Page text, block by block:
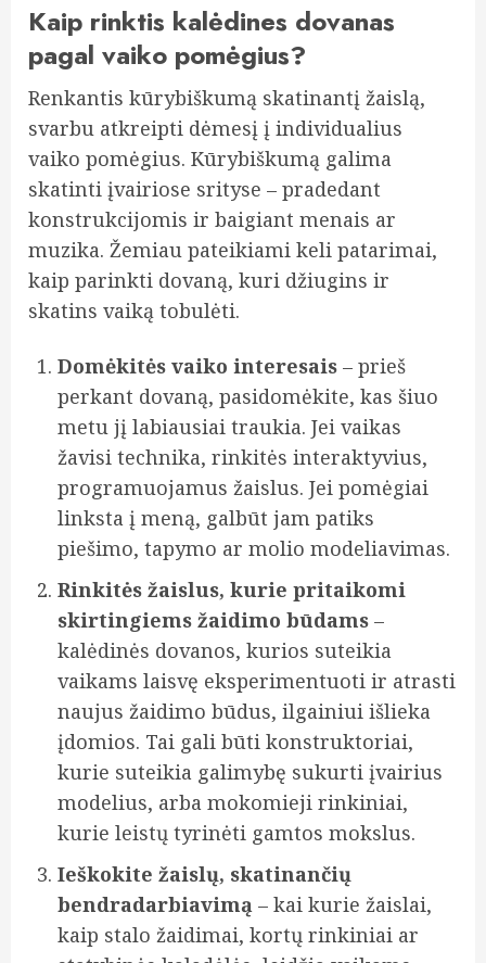
Kaip rinktis kalėdines dovanas
pagal vaiko pomėgius?
Renkantis kūrybiškumą skatinantį žaislą,
svarbu atkreipti dėmesį į individualius
vaiko pomėgius. Kūrybiškumą galima
skatinti įvairiose srityse – pradedant
konstrukcijomis ir baigiant menais ar
muzika. Žemiau pateikiami keli patarimai,
kaip parinkti dovaną, kuri džiugins ir
skatins vaiką tobulėti.
Domėkitės vaiko interesais – prieš
perkant dovaną, pasidomėkite, kas šiuo
metu jį labiausiai traukia. Jei vaikas
žavisi technika, rinkitės interaktyvius,
programuojamus žaislus. Jei pomėgiai
linksta į meną, galbūt jam patiks
piešimo, tapymo ar molio modeliavimas.
Rinkitės žaislus, kurie pritaikomi
skirtingiems žaidimo būdams –
kalėdinės dovanos, kurios suteikia
vaikams laisvę eksperimentuoti ir atrasti
naujus žaidimo būdus, ilgainiui išlieka
įdomios. Tai gali būti konstruktoriai,
kurie suteikia galimybę sukurti įvairius
modelius, arba mokomieji rinkiniai,
kurie leistų tyrinėti gamtos mokslus.
Ieškokite žaislų, skatinančių
bendradarbiavimą – kai kurie žaislai,
kaip stalo žaidimai, kortų rinkiniai ar